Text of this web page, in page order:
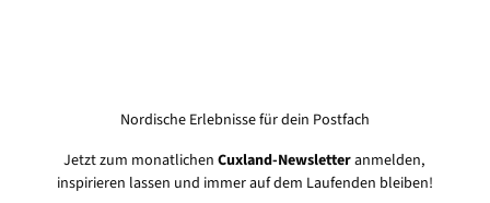
Nordische Erlebnisse für dein Postfach
Jetzt zum monatlichenCuxland-Newsletteranmelden,
inspirieren lassen und immer auf dem Laufenden bleiben!